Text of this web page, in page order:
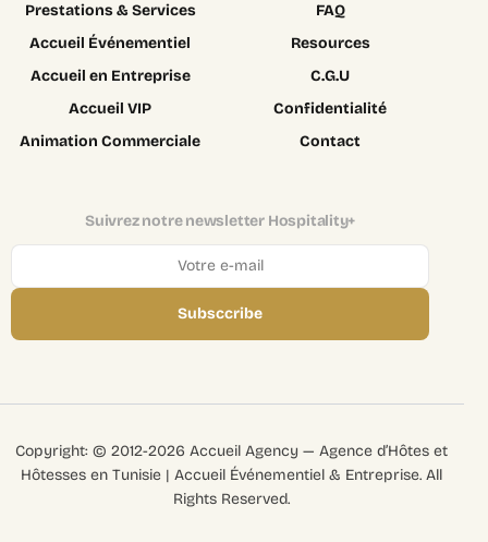
Prestations & Services
Accueil Événementiel
Accueil en Entreprise
Accueil VIP
Animation Commerciale
FAQ
Resources
C.G.U
Confidentialité
Contact
Suivrez notre newsletter Hospitality+
Subsccribe
Copyright: © 2012-2026 Accueil Agency — Agence d’Hôtes et
Hôtesses en Tunisie | Accueil Événementiel & Entreprise. All
Rights Reserved.
Recruter